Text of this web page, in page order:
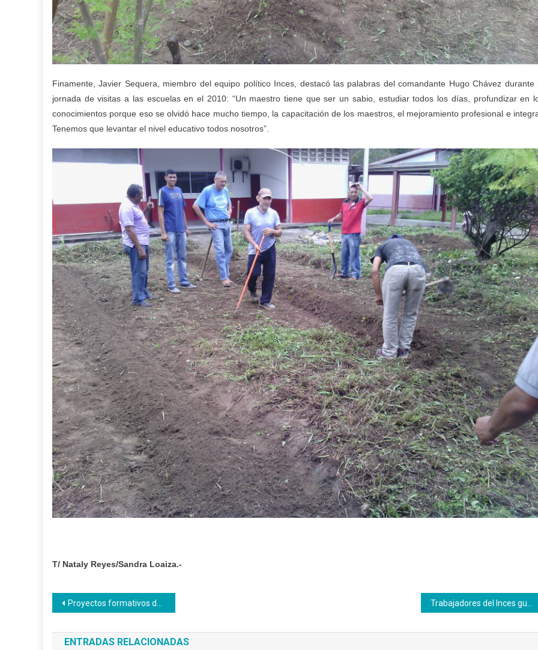
Finamente, Javier Sequera, miembro del equipo político Inces, destacó las palabras del comandante Hugo Chávez durante
jornada de visitas a las escuelas en el 2010: “Un maestro tiene que ser un sabio, estudiar todos los días, profundizar en
conocimientos porque eso se olvidó hace mucho tiempo, la capacitación de los maestros, el mejoramiento profesional e
Tenemos que levantar el nivel educativo todos nosotros”.
T/ Nataly Reyes/Sandra Loaiza.-
Navegación
de
Proyectos formativos del Inces consolidan el desarrollo turístico del país
ENTRADAS RELACIONADAS